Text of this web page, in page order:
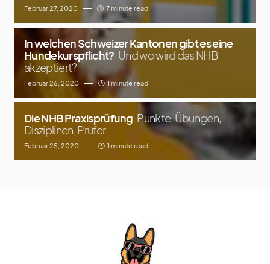
Februar 27, 2020 7 minute read
In welchen Schweizer Kantonen gibt es eine
Hundekurspflicht? Und wo wird das NHB
akzeptiert?
Februar 26, 2020 1 minute read
Die NHB Praxisprüfung Punkte, Übungen,
Disziplinen, Prüfer
Februar 25, 2020 1 minute read